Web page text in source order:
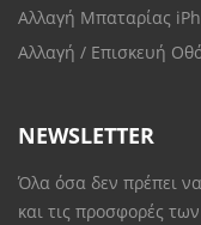
Αλλαγή Μπαταρίας
Αλλαγή / Επισκευή
NEWSLETTER
Όλα όσα δεν πρέπει
και τις προσφορές